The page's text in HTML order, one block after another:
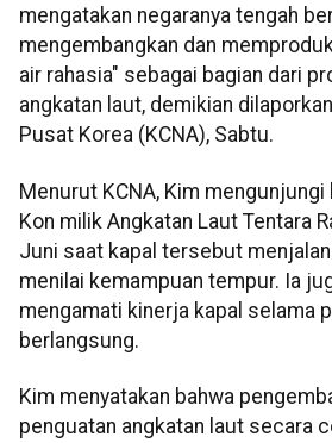
mengatakan negaranya tengah
mengembangkan dan
air rahasia" sebagai bagian dari
angkatan laut, demikian
Pusat Korea (KCNA), Sabtu.
Menurut KCNA, Kim
Kon milik Angkatan Laut Tentara
Juni saat kapal tersebut
menilai kemampuan tempur. Ia
mengamati kinerja kapal selama
berlangsung.
Kim menyatakan bahwa
penguatan angkatan laut secara